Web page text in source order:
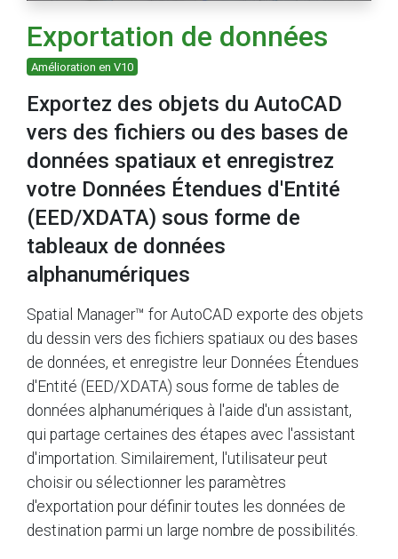
Exportation de données
Amélioration en V10
Exportez des objets du AutoCAD
vers des fichiers ou des bases de
données spatiaux et enregistrez
votre Données Étendues d'Entité
(EED/XDATA) sous forme de
tableaux de données
alphanumériques
Spatial Manager™ for AutoCAD exporte des objets
du dessin vers des fichiers spatiaux ou des bases
de données, et enregistre leur Données Étendues
d'Entité (EED/XDATA) sous forme de tables de
données alphanumériques à l'aide d'un assistant,
qui partage certaines des étapes avec l'assistant
d'importation. Similairement, l'utilisateur peut
choisir ou sélectionner les paramètres
d'exportation pour définir toutes les données de
destination parmi un large nombre de possibilités.